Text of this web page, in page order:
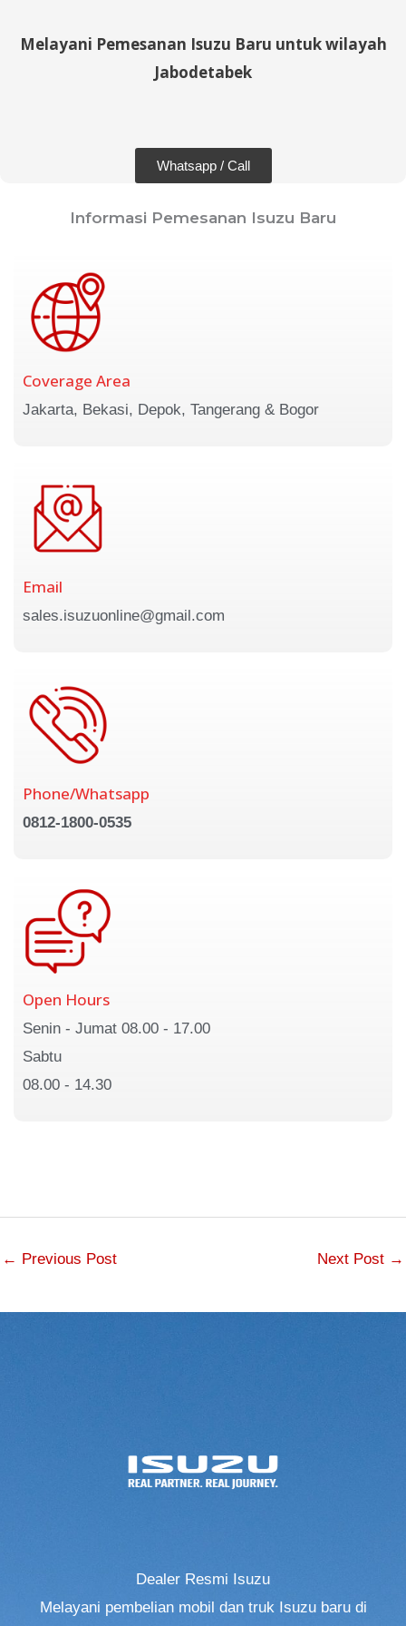
Melayani Pemesanan Isuzu Baru untuk wilayah
Jabodetabek
Whatsapp / Call
Informasi Pemesanan Isuzu Baru
Coverage Area
Jakarta, Bekasi, Depok, Tangerang & Bogor
Email
sales.isuzuonline@gmail.com
Phone/Whatsapp
0812-1800-0535
Open Hours
Senin - Jumat 08.00 - 17.00
Sabtu
08.00 - 14.30
← Previous Post Next Post →
Dealer Resmi Isuzu
Melayani pembelian mobil dan truk Isuzu baru di